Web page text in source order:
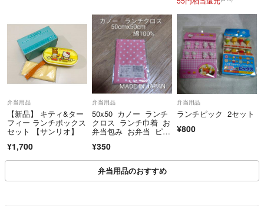
弁当用品
【新品】 キティ&ター
フィー ランチボックス
セット 【サンリオ】
¥1,700
弁当用品
50x50 カノー ランチ
クロス ランチ巾着 お
弁当包み お弁当 ピン
¥350
弁当用品
ランチピック 2セット
¥800
弁当用品のおすすめ